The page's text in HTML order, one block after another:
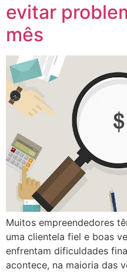
evitar
mês
Muitos empreendedores
uma clientela fiel e boas
enfrentam dificuldades
acontece, na maioria das